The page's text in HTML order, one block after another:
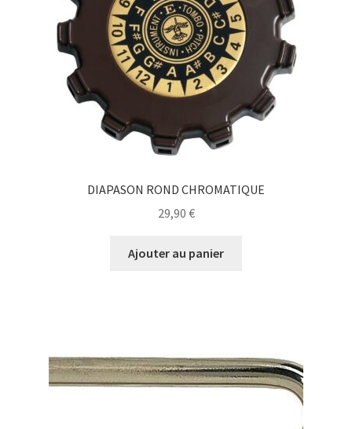
DIAPASON ROND CHROMATIQUE
29,90 €
Ajouter au panier